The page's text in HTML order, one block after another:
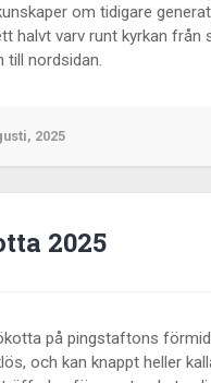
om tidigare
halvt varv runt kyrkan från
till nordsidan.
2025
2025
på pingstaftons
och kan knappt heller